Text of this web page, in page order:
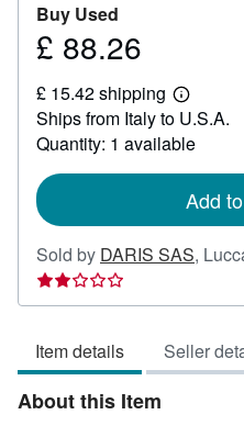
Buy Used
Price
88.26
£ 88.26
£ 15.42 shipping
Learn
more
about
shipping
Ships from Italy to U.S.A.
Quantity: 1 available
Add
Sold by DARIS SAS,
Item details Seller
About this Item